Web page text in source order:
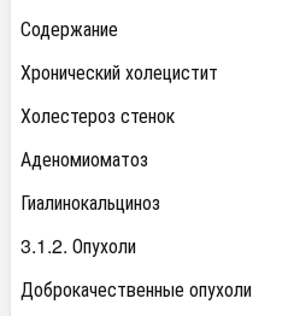
Содержание
Хронический холецистит
Холестероз стенок
Аденомиоматоз
Гиалинокальциноз
3.1.2. Опухоли
Доброкачественные опухоли